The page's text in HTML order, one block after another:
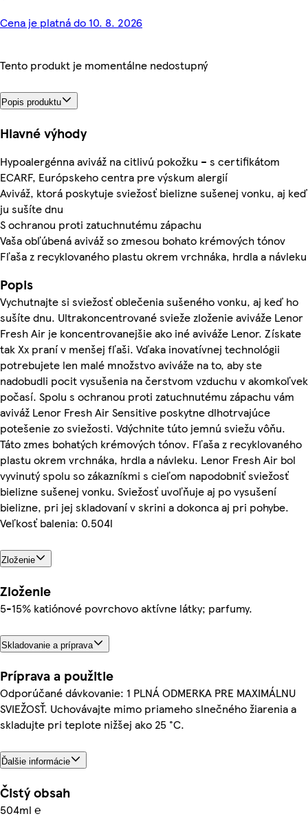
Cena je platná do 10. 8. 2026
Tento produkt je momentálne nedostupný
Popis produktu
Hlavné výhody
Hypoalergénna aviváž na citlivú pokožku –⁠ s certifikátom
ECARF, Európskeho centra pre výskum alergií
Aviváž, ktorá poskytuje sviežosť bielizne sušenej vonku, aj keď
ju sušíte dnu
S ochranou proti zatuchnutému zápachu
Vaša obľúbená aviváž so zmesou bohato krémových tónov
Fľaša z recyklovaného plastu okrem vrchnáka, hrdla a návleku
Popis
Vychutnajte si sviežosť oblečenia sušeného vonku, aj keď ho
sušíte dnu. Ultrakoncentrované svieže zloženie aviváže Lenor
Fresh Air je koncentrovanejšie ako iné aviváže Lenor. Získate
tak Xx praní v menšej fľaši. Vďaka inovatívnej technológii
potrebujete len malé množstvo aviváže na to, aby ste
nadobudli pocit vysušenia na čerstvom vzduchu v akomkoľvek
počasí. Spolu s ochranou proti zatuchnutému zápachu vám
aviváž Lenor Fresh Air Sensitive poskytne dlhotrvajúce
potešenie zo sviežosti. Vdýchnite túto jemnú sviežu vôňu.
Táto zmes bohatých krémových tónov. Fľaša z recyklovaného
plastu okrem vrchnáka, hrdla a návleku. Lenor Fresh Air bol
vyvinutý spolu so zákazníkmi s cieľom napodobniť sviežosť
bielizne sušenej vonku. Sviežosť uvoľňuje aj po vysušení
bielizne, pri jej skladovaní v skrini a dokonca aj pri pohybe.
Veľkosť balenia: 0.504l
Zloženie
Zloženie
5-15% katiónové povrchovo aktívne látky; parfumy.
Skladovanie a príprava
Príprava a použitie
Odporúčané dávkovanie: 1 PLNÁ ODMERKA PRE MAXIMÁLNU
SVIEŽOSŤ. Uchovávajte mimo priameho slnečného žiarenia a
skladujte pri teplote nižšej ako 25 °C.
Ďalšie informácie
Čistý obsah
504ml ℮